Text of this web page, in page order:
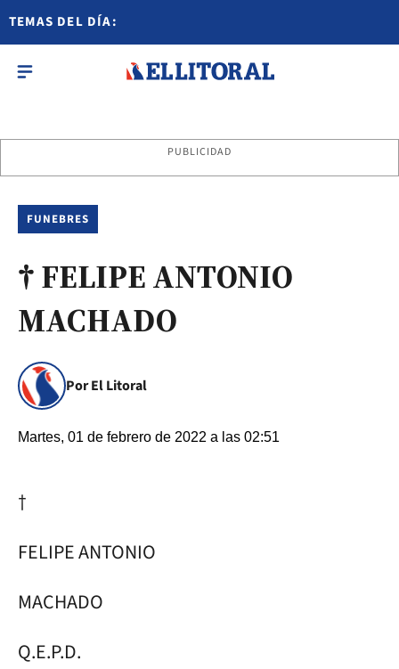
TEMAS DEL DÍA:
PUBLICIDAD
FUNEBRES
† FELIPE ANTONIO
MACHADO
Por El Litoral
Martes, 01 de febrero de 2022 a las 02:51
†
FELIPE ANTONIO
MACHADO
Q.E.P.D.